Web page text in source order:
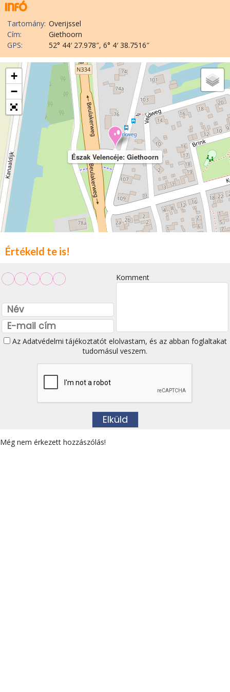
Tartomány: Overijssel
Cím:
Giethoorn
GPS:
52° 44′ 27.978″, 6° 4′ 38.7516″
Észak Velencéje: Giethoorn
+
−
Értékeld te is!
Komment
Az Adatvédelmi tájékoztatótelolvastam, és az abban foglaltakat
tudomásul veszem.
Még nem érkezett hozzászólás!